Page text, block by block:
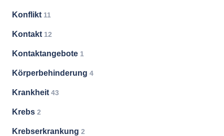
Konflikt 11
Kontakt 12
Kontaktangebote 1
Körperbehinderung 4
Krankheit 43
Krebs 2
Krebserkrankung 2